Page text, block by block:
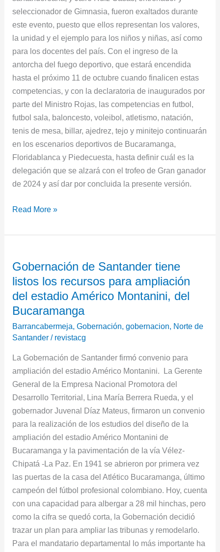
seleccionador de Gimnasia, fueron exaltados durante
este evento, puesto que ellos representan los valores,
la unidad y el ejemplo para los niños y niñas, así como
para los docentes del país. Con el ingreso de la
antorcha del fuego deportivo, que estará encendida
hasta el próximo 11 de octubre cuando finalicen estas
competencias, y con la declaratoria de inaugurados por
parte del Ministro Rojas, las competencias en futbol,
futbol sala, baloncesto, voleibol, atletismo, natación,
tenis de mesa, billar, ajedrez, tejo y minitejo continuarán
en los escenarios deportivos de Bucaramanga,
Floridablanca y Piedecuesta, hasta definir cuál es la
delegación que se alzará con el trofeo de Gran ganador
de 2024 y así dar por concluida la presente versión.
Read More »
Gobernación de Santander tiene
listos los recursos para ampliación
del estadio Américo Montanini, del
Bucaramanga
Barrancabermeja,Gobernación,gobernacion, Norte de
Santander / revistacg
La Gobernación de Santander firmó convenio para
ampliación del estadio Américo Montanini. La Gerente
General de la Empresa Nacional Promotora del
Desarrollo Territorial, Lina María Berrera Rueda, y el
gobernador Juvenal Díaz Mateus, firmaron un convenio
para la realización de los estudios del diseño de la
ampliación del estadio Américo Montanini de
Bucaramanga y la pavimentación de la vía Vélez-
Chipatá -La Paz. En 1941 se abrieron por primera vez
las puertas de la casa del Atlético Bucaramanga, último
campeón del fútbol profesional colombiano. Hoy, cuenta
con una capacidad para albergar a 28 mil hinchas, pero
como la cifra se quedó corta, la Gobernación decidió
trazar un plan para ampliar las tribunas y remodelarlo.
Para el mandatario departamental lo más importante ha
de
Santander
tiene
listos
recursos
ampliación
del
estadio
Américo
Montanini,
del
Bucaramanga